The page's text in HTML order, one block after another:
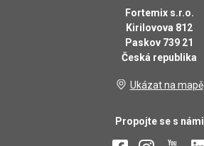
Fortemix s.r.o.
Kirilovova 812
Paskov 739 21
Česká republika
Ukázat na mapě
Propojte se s námi